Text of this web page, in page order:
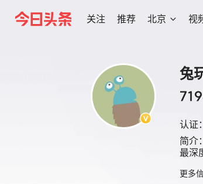
关注 推荐 北京 视
兔
认证：
简介：
最深
更多